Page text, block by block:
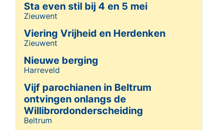
Sta even stil bij 4 en 5 mei
Details
Zieuwent
Viering Vrijheid en Herdenken
Details
Zieuwent
Nieuwe berging
Details
Harreveld
Vijf parochianen in Beltrum
ontvingen onlangs de
Willibrordonderscheiding
Details
Beltrum